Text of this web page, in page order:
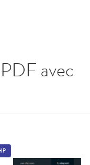
avec